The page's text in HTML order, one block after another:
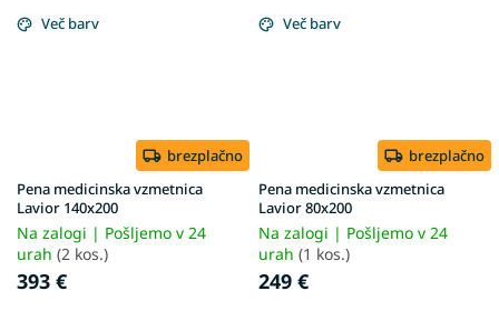
Več barv
brezplačno
Pena medicinska vzmetnica
Lavior 140x200
Na zalogi | Pošljemo v 24
urah (2 kos.)
393 €
Več barv
brezplačno
Pena medicinska vzmetnica
Lavior 80x200
Na zalogi | Pošljemo v 24
urah (1 kos.)
249 €